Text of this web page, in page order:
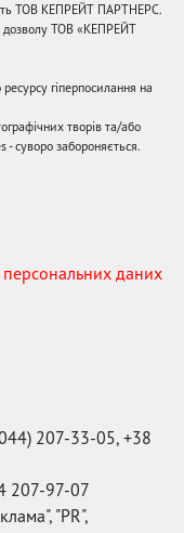
ТОВ КЕПРЕЙТ ПАРТНЕРС.
дозволу ТОВ «КЕПРЕЙТ
гіперпосилання на
творів та/або
- суворо забороняється.
персональних даних
207-33-05, +38
207-97-07
"PR",